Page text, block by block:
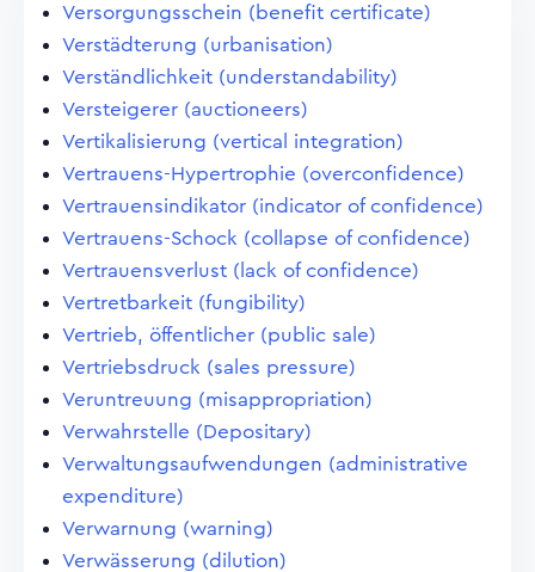
Versorgungsschein (benefit certificate)
Verstädterung (urbanisation)
Verständlichkeit (understandability)
Versteigerer (auctioneers)
Vertikalisierung (vertical integration)
Vertrauens-Hypertrophie (overconfidence)
Vertrauensindikator (indicator of confidence)
Vertrauens-Schock (collapse of confidence)
Vertrauensverlust (lack of confidence)
Vertretbarkeit (fungibility)
Vertrieb, öffentlicher (public sale)
Vertriebsdruck (sales pressure)
Veruntreuung (misappropriation)
Verwahrstelle (Depositary)
Verwaltungsaufwendungen (administrative
expenditure)
Verwarnung (warning)
Verwässerung (dilution)